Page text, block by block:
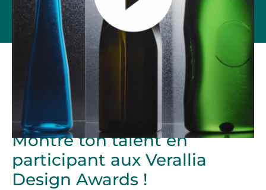
Montre ton talent en
participant aux Verallia
Design Awards !